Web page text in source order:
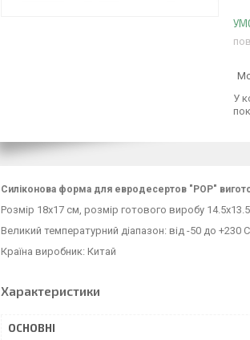
У
Силіконова форма для евродесертов "РОР"
Розмір 18х17 см, розмір готового виробу
Великий температурний діапазон: від -50 до +230 С
Країна виробник: Китай
Характеристики
ОСНОВНІ